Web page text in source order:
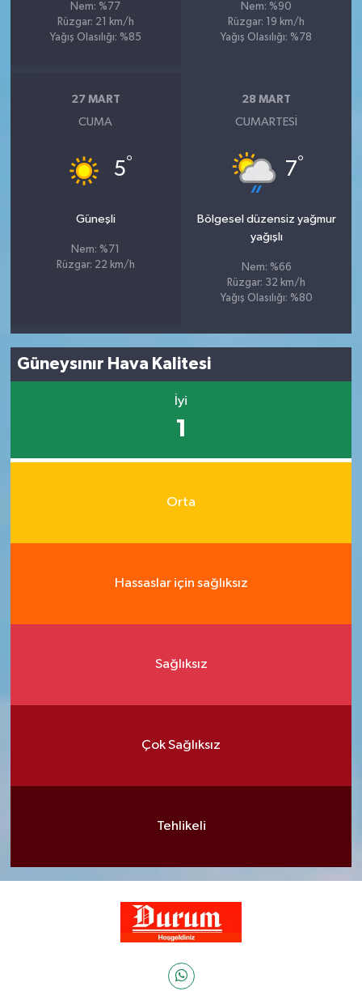
Nem: %77
Rüzgar: 21 km/h
Yağış Olasılığı: %85
Nem: %90
Rüzgar: 19 km/h
Yağış Olasılığı: %78
27 MART
CUMA
5°
Güneşli
Nem: %71
Rüzgar: 22 km/h
28 MART
CUMARTESI
7°
Bölgesel düzensiz yağmur
yağışlı
Nem: %66
Rüzgar: 32 km/h
Yağış Olasılığı: %80
Güneysınır Hava Kalitesi
İyi
1
Orta
Hassaslar için sağlıksız
Sağlıksız
Çok Sağlıksız
Tehlikeli